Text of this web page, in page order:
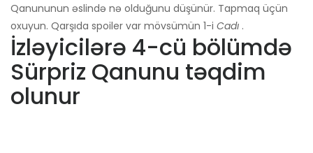
Qanununun əslində nə olduğunu düşünür. Tapmaq üçün
oxuyun. Qarşıda spoiler var mövsümün 1-i Cadı .
İzləyicilərə 4-cü bölümdə
Sürpriz Qanunu təqdim
olunur